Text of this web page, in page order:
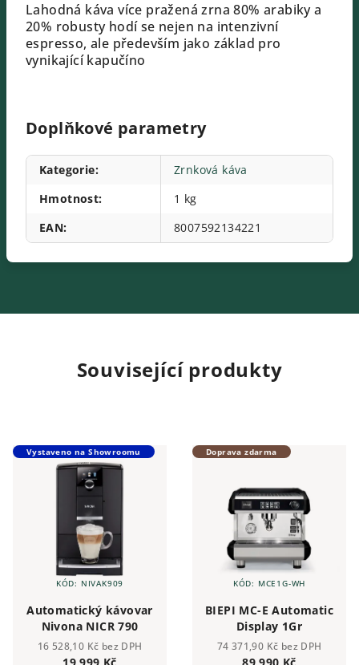
Lahodná káva více pražená zrna 80% arabiky a
20% robusty hodí se nejen na intenzivní
espresso, ale především jako základ pro
vynikající kapučíno
Doplňkové parametry
Kategorie:
Zrnková káva
Hmotnost:
1 kg
EAN: 8007592134221
Související produkty
Vystaveno na Showroomu
Automatický kávovar
Nivona NICR 790
16 528,10 Kč bez DPH
KÓD: NIVAK909
Doprava zdarma
BIEPI MC-E Automatic
Display 1Gr
74 371,90 Kč bez DPH
KÓD: MCE1G-WH